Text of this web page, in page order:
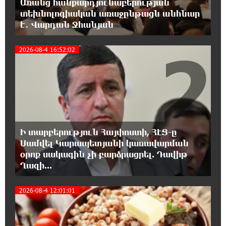
Իրանը պատրաստ է բացել Հորմուզի
նեղուցը, եթե ԱՄՆ-ն ընդունի
հանրապետության պայմանները
18:21:30 8-08-2026
Երևանում անցկացվել է հաշմանդամություն
ունեցող անձանց միջազգային մարզական
18:02:58 8-08-2026
Դմիտրի Մեդվեդև. Արևմուտքի
քաղաքականությունը Հայաստանի
նկատմամբ կրկնում է վրացական սցենարը
17:36:59 8-08-2026
Հայաստանում լուրջ վտանգներ է
պարունակում. Ավետիք Չալաբյան
Առանց հանքարդյունաբերության
տեխնոլոգիական առաջընթացն անհնար
է․ Վարդան Ջհանյան
2026-08-4 16:52:02
Ի տարբերություն Հայփոստի, ՀԷՑ-ը
Սամվել Կարապետյանի կառավարման
օրոք սակագին չի բարձրացրել. Դավիթ
Ղազի...
2
2026-08-4 12:01:01